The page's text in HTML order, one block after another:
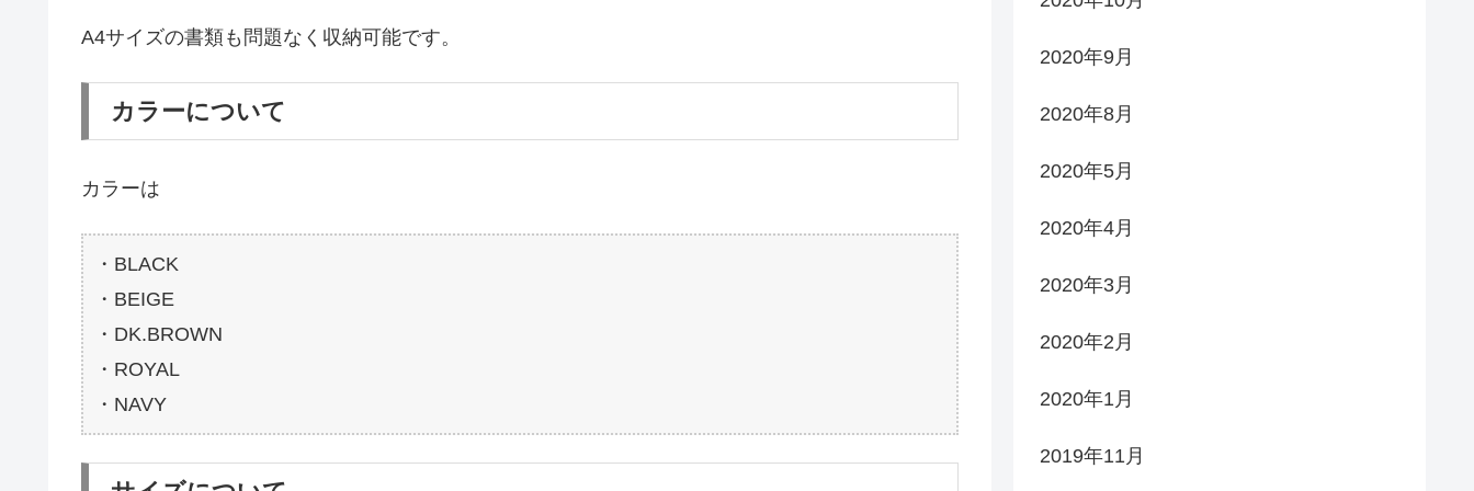
A4サイズの書類も問題なく収納可能です。
カラーについて
カラーは
・BLACK
・BEIGE
・DK.BROWN
・ROYAL
・NAVY
2020年9月
2020年8月
2020年5月
2020年4月
2020年3月
2020年2月
2020年1月
2019年11月